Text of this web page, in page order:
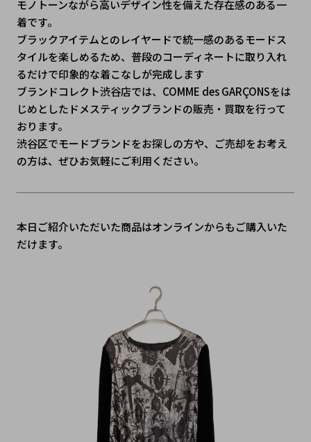
モノトーンながら高いデザイン性を備えた存在感のある一
着です。
ブラックアイテムとのレイヤードで統一感のあるモードス
タイルを楽しめるため、普段のコーディネートに取り入れ
るだけで印象的な着こなしが完成します
ブランドコレクト渋谷店では、COMME des GARÇONSをは
じめとしたドメスティックブランドの販売・買取を行って
おります。
渋谷区でモードブランドをお探しの方や、ご売却をお考え
の方は、ぜひお気軽にご利用ください。
本日ご紹介いただいた商品はオンラインからもご購入いた
だけます。